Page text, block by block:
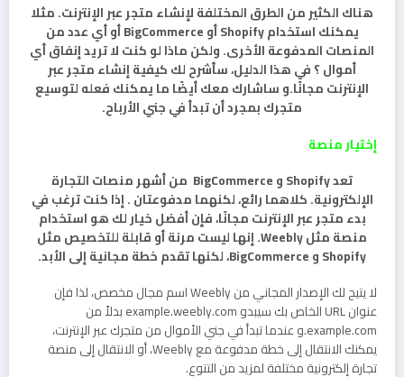
هناك الكثير من الطرق المختلفة لإنشاء متجر عبر الإنترنت. مثلا
يمكنك استخدام Shopify أو BigCommerce أو أي عدد من
المنصات المدفوعة الأخرى. ولكن ماذا لو كنت لا تريد إنفاق أي
أموال ؟ في هذا الدليل، سأشرح لك كيفية إنشاء متجر عبر
الإنترنت مجانًا.و ساشارك معك أيضًا ما يمكنك فعله لتوسيع
متجرك بمجرد أن تبدأ في جني الأرباح.
إختيار منصة
تعد Shopify و BigCommerce من أشهر منصات التجارة
الإلكترونية. كلاهما رائع، لكنهما مدفوعتان . إذا كنت ترغب في
بدء متجر عبر الإنترنت مجانًا، فإن أفضل خيار لك هو استخدام
منصة مثل Weebly. إنها ليست مرنة أو قابلة للتخصيص مثل
Shopify و BigCommerce، لكنها تقدم خطة مجانية إلى الأبد.
لا يتيح لك الإصدار المجاني من Weebly اسم مجال مخصص، لذا فإن
عنوان URL الخاص بك سيبدو example.weebly.com بدلاً من
example.com.و عندما تبدأ في جني الأموال من متجرك عبر الإنترنت،
يمكنك الانتقال إلى خطة مدفوعة مع Weebly، أو الانتقال إلى منصة
تجارة إلكترونية مختلفة لمزيد من التنوع.